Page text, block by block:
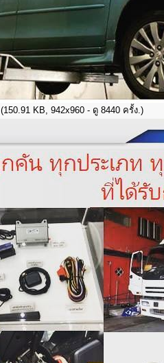
(150.91 KB, 942x960 - ดู 8440 ครั้ง.)